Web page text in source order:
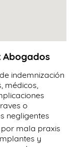
Abogados
indemnización
médicos,
o
negligentes
mala praxis
y